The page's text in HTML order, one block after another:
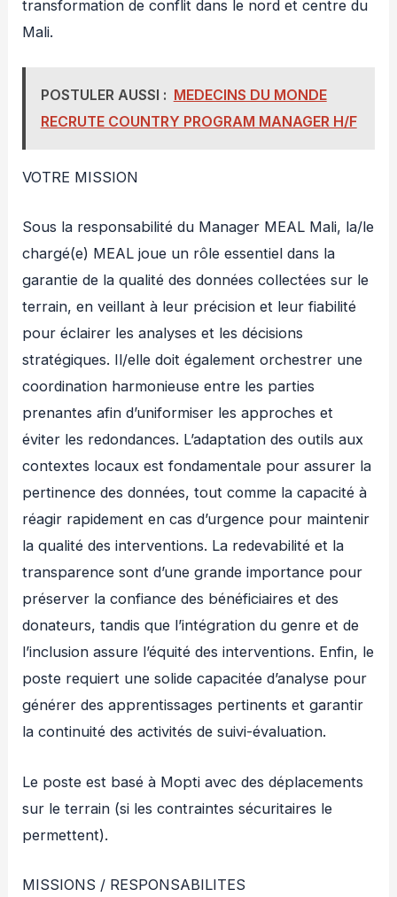
transformation de conflit dans le nord et centre du
Mali.
POSTULER AUSSI : MEDECINS DU MONDE
RECRUTE COUNTRY PROGRAM MANAGER H/F
VOTRE MISSION
Sous la responsabilité du Manager MEAL Mali, la/le
chargé(e) MEAL joue un rôle essentiel dans la
garantie de la qualité des données collectées sur le
terrain, en veillant à leur précision et leur fiabilité
pour éclairer les analyses et les décisions
stratégiques. Il/elle doit également orchestrer une
coordination harmonieuse entre les parties
prenantes afin d’uniformiser les approches et
éviter les redondances. L’adaptation des outils aux
contextes locaux est fondamentale pour assurer la
pertinence des données, tout comme la capacité à
réagir rapidement en cas d’urgence pour maintenir
la qualité des interventions. La redevabilité et la
transparence sont d’une grande importance pour
préserver la confiance des bénéficiaires et des
donateurs, tandis que l’intégration du genre et de
l’inclusion assure l’équité des interventions. Enfin, le
poste requiert une solide capacitée d’analyse pour
générer des apprentissages pertinents et garantir
la continuité des activités de suivi-évaluation.
Le poste est basé à Mopti avec des déplacements
sur le terrain (si les contraintes sécuritaires le
permettent).
MISSIONS / RESPONSABILITES